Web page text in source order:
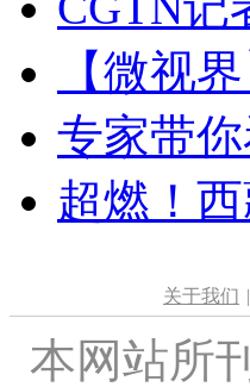
【微视
专家带
超燃！
关于我们 |
本网站所